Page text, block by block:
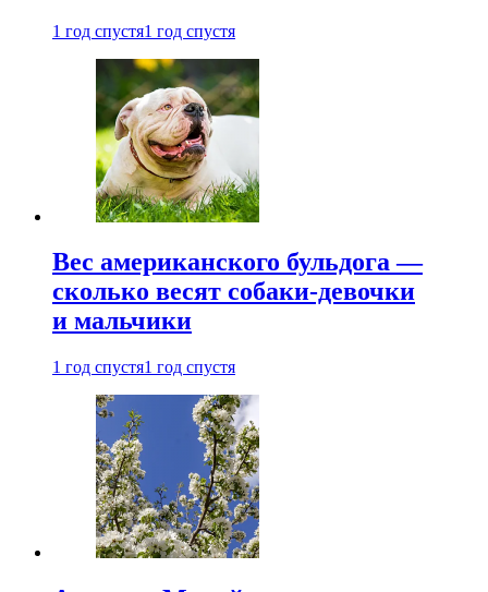
1 год спустя1 год спустя
Вес американского бульдога —
сколько весят собаки-девочки
и мальчики
1 год спустя1 год спустя